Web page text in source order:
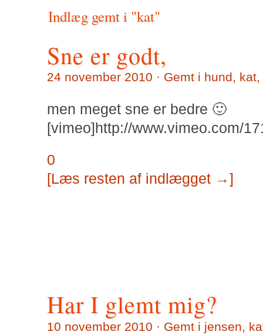
Indlæg gemt i "kat"
Sne er godt,
24 november 2010 · Gemt i hund , kat,
men meget sne er bedre 🙂
[vimeo]http://www.vimeo.com/
0
[Læs resten af indlægget →]
Har I glemt mig?
10 november 2010 · Gemt i jensen,